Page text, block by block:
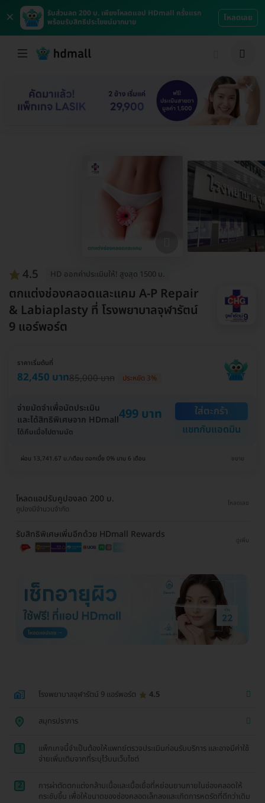
×
รับส่วนลด 200 บ. เพียงโหลดแอป HDmall ครั้งแรก
พร้อมรับสิทธิประโยชน์มากมาย
โหลดเลย
4.5 HD ออกค่าประเมินให้! สูงสุด 1500 บ.
ตกแต่งช่องคลอดและแคม A-P Repair
& Labiaplasty ที่ โรงพยาบาลจุฬารัตน์
9 แอร์พอร์ต
ราคาเริ่มต้นที่
82,450 บาท85,000 บาท ประหยัด 3%
จ่ายมัดจำเพื่อนัดประเมิน
และได้สิทธิพิเศษจาก HDmall499 บาท
ได้คืนเมื่อไปตามนัด
ใส่ตะกร้า
แชทกับแอดมิน
ผ่อน 13,741.67 บ./เดือน ดอกเบี้ย 0% นาน 6 เดือน ขยาย
โหลดแอปรับคูปองลด 200 บ.
คูปองมีจำนวนจำกัด
โหลดเลย
รับสิทธิพิเศษเพิ่มอีกด้วย HDmall Rewards
ดูเพิ่ม
โรงพยาบาลจุฬารัตน์ 9 แอร์พอร์ต 4.5
สมุทรปราการ
1
แพ็กเกจนี้จำเป็นต้องให้แพทย์ตรวจประเมินก่อนรับบริการ และอาจมีค่าใช้
จ่ายเพิ่มเติมจากที่ระบุไว้บนเว็บไซต์
2
การผ่าตัดตกแต่งกล้ามเนื้อและเนื้อเยื่อที่หย่อนยานภายในช่องคลอดให้
กระชับขึ้น เพื่อให้ขนาดของช่องคลอดเล็กลงและเกิดการหดรัดที่ดีกว่าเดิม